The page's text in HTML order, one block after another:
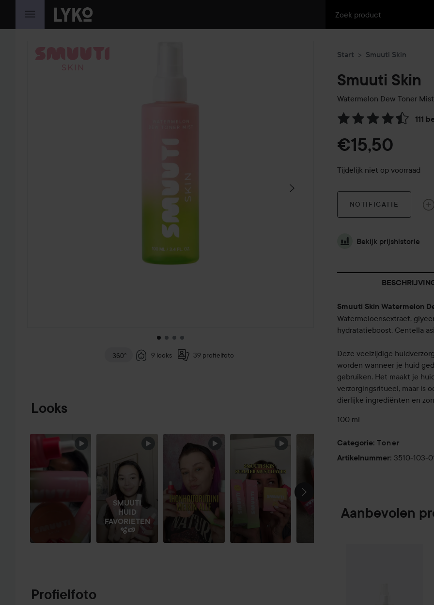
GA NAAR INHOUD
SECTIE OVERSLAAN
360° 9 looks 39 profielfoto
Looks
SECTIE OVERSLAAN
SMUUTI
HUID
FAVORIETEN
🫧🍉
Profielfoto
Start Smuuti Skin
Smuuti Skin
Watermelon Dew Toner Mist
111
Ga naar Reviews & reacties
€15,50
Tijdelijk niet op voorraad
NOTIFICATIE
Bekijk prijshistorie
Smuuti Skin Watermelon
Watermeloensextract,
hydratatieboost. Centella
Deze veelzijdige
worden wanneer je huid
gebruiken. Het maakt je
verzorgingsritueel, maar is
dierlijke ingrediënten en
100 ml
Categorie: Toner
Artikelnummer: 3510-103-
Aanbevolen